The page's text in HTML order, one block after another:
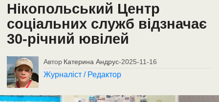
Нікопольський Центр
соціальних служб відзначає
30-річний ювілей
Автор Катерина Андрус-2025-11-16
Журналіст / Редактор